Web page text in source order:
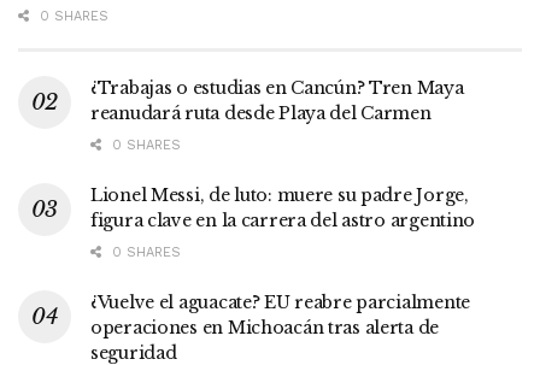
0 SHARES
¿Trabajas o estudias en Cancún? Tren Maya
reanudará ruta desde Playa del Carmen
0 SHARES
Lionel Messi, de luto: muere su padre Jorge,
figura clave en la carrera del astro argentino
0 SHARES
¿Vuelve el aguacate? EU reabre parcialmente
operaciones en Michoacán tras alerta de
seguridad